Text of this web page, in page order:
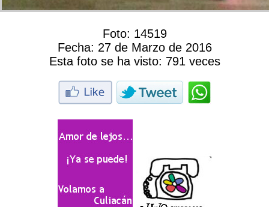
Foto: 14519
Fecha: 27 de Marzo de 2016
Esta foto se ha visto: 791 veces